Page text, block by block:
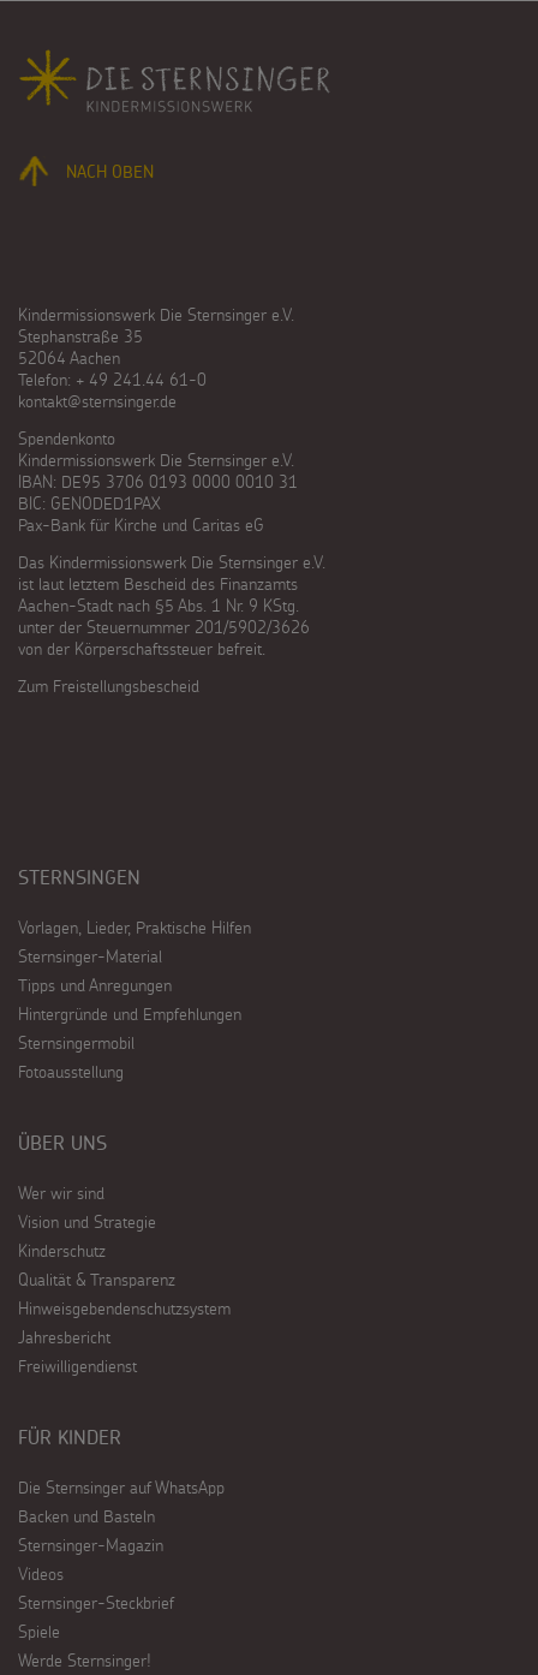
Fußbereich
NACH OBEN
Kindermissionswerk Die Sternsinger e.V.
Stephanstraße 35
52064 Aachen
Telefon: + 49 241.44 61-0
kontakt@sternsinger.de
Spendenkonto
Kindermissionswerk Die Sternsinger e.V.
IBAN: DE95 3706 0193 0000 0010 31
BIC: GENODED1PAX
Pax-Bank für Kirche und Caritas eG
Das Kindermissionswerk Die Sternsinger e.V.
ist laut letztem Bescheid des Finanzamts
Aachen-Stadt nach §5 Abs. 1 Nr. 9 KStg.
unter der Steuernummer 201/5902/3626
von der Körperschaftssteuer befreit.
Zum Freistellungsbescheid
STERNSINGEN
Vorlagen, Lieder, Praktische Hilfen
Sternsinger-Material
Tipps und Anregungen
Hintergründe und Empfehlungen
Sternsingermobil
Fotoausstellung
ÜBER UNS
Wer wir sind
Vision und Strategie
Kinderschutz
Qualität & Transparenz
Hinweisgebendenschutzsystem
Jahresbericht
Freiwilligendienst
FÜR KINDER
Die Sternsinger auf WhatsApp
Backen und Basteln
Sternsinger-Magazin
Videos
Sternsinger-Steckbrief
Spiele
Werde Sternsinger!